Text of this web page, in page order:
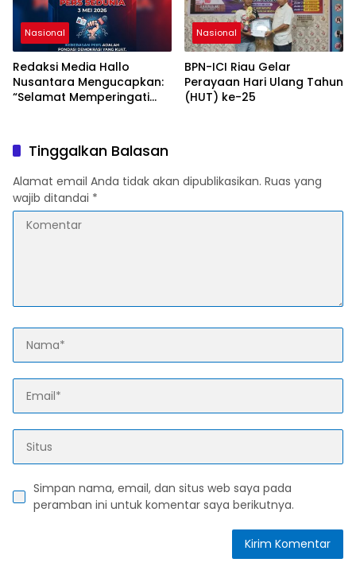
Nasional
Redaksi Media Hallo
Nusantara Mengucapkan:
“Selamat Memperingati
Nasional
BPN-ICI Riau Gelar
Perayaan Hari Ulang Tahun
(HUT) ke-25
Tinggalkan Balasan
Alamat email Anda tidak akan dipublikasikan. Ruas yang
wajib ditandai *
Simpan nama, email, dan situs web saya pada
peramban ini untuk komentar saya berikutnya.